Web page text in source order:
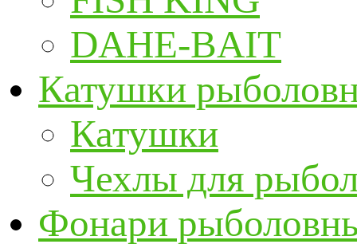
DAHE-BAIT
Катушки
Катушки
Чехлы для
Фонари